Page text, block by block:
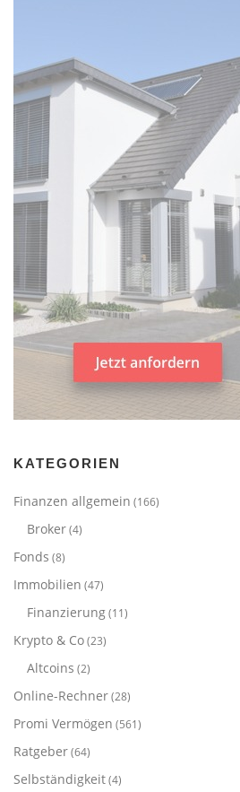
KATEGORIEN
Finanzen allgemein (166)
Broker(4)
Fonds (8)
Immobilien (47)
Finanzierung(11)
Krypto & Co(23)
Altcoins (2)
Online-Rechner(28)
Promi Vermögen (561)
Ratgeber(64)
Selbständigkeit(4)